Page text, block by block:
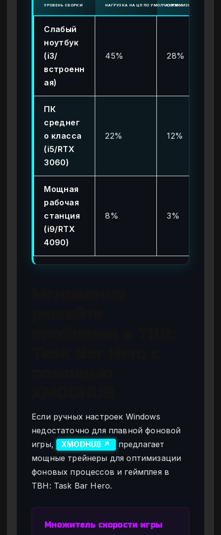
УРОВЕНЬ СБОРКИ НАГРУЗКА НА ЦП ПО УМОЛЧАНИЮОПТИМИЗИРОВАННАЯ
Слабый
ноутбук
(i3/
встроенн
ая)
45% 28%
ПК
среднег
о класса
(i5/RTX
3060)
22% 12%
Мощная
рабочая
станция
(i9/RTX
4090)
8% 3%
Если ручных настроек Windows
недостаточно для плавной фоновой
игры,
XMODHUB ↗
предлагает
мощные трейнеры для оптимизации
фоновых процессов и геймплея в
TBH: Task Bar Hero.
Множитель скорости игры